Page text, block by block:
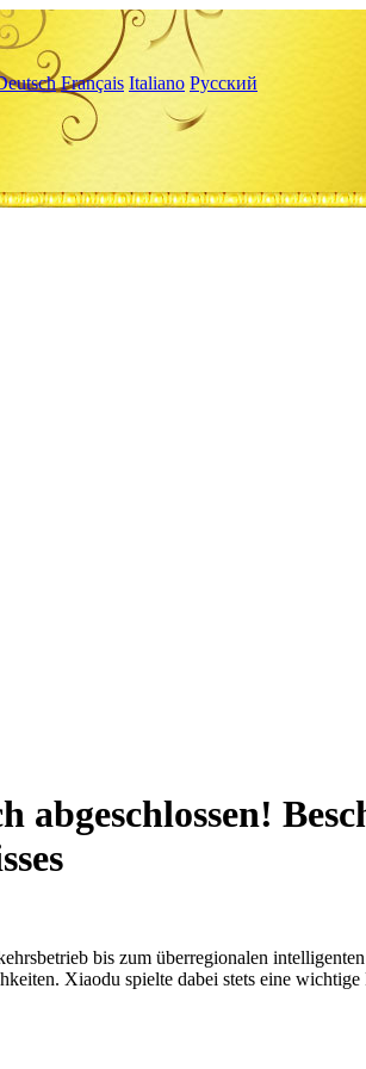
Français Italiano Русский
bis zum überregionalen
Xiaodu spielte dabei stets eine